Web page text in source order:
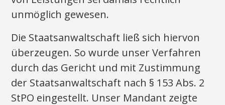
unmöglich gewesen.
Die Staatsanwaltschaft ließ sich hiervon
überzeugen. So wurde unser Verfahren
durch das Gericht und mit Zustimmung
der Staatsanwaltschaft nach § 153 Abs. 2
StPO eingestellt. Unser Mandant zeigte